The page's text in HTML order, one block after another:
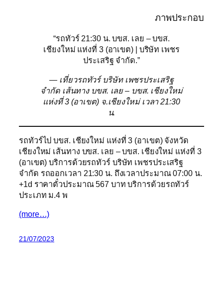
ภาพประกอบ
“รถทัวร์ 21:30 น. บขส. เลย – บขส.
เชียงใหม่ แห่งที่ 3 (อาเขต) | บริษัท เพชร
ประเสริฐ จำกัด.”
— เที่ยวรถทัวร์ บริษัท เพชรประเสริฐ
จำกัด เส้นทาง บขส. เลย – บขส. เชียงใหม่
แห่งที่ 3 (อาเขต) จ.เชียงใหม่ เวลา 21:30
น.
รถทัวร์ไป บขส. เชียงใหม่ แห่งที่ 3 (อาเขต) จังหวัด
เชียงใหม่ เส้นทาง บขส. เลย – บขส. เชียงใหม่ แห่งที่ 3
(อาเขต) บริการด้วยรถทัวร์ บริษัท เพชรประเสริฐ
จำกัด รถออกเวลา 21:30 น. ถึงเวลาประมาณ 07:00 น.
+1d ราคาตั๋วประมาณ 567 บาท บริการด้วยรถทัวร์
ประเภท ม.4 พ
(more…)
21/07/2023